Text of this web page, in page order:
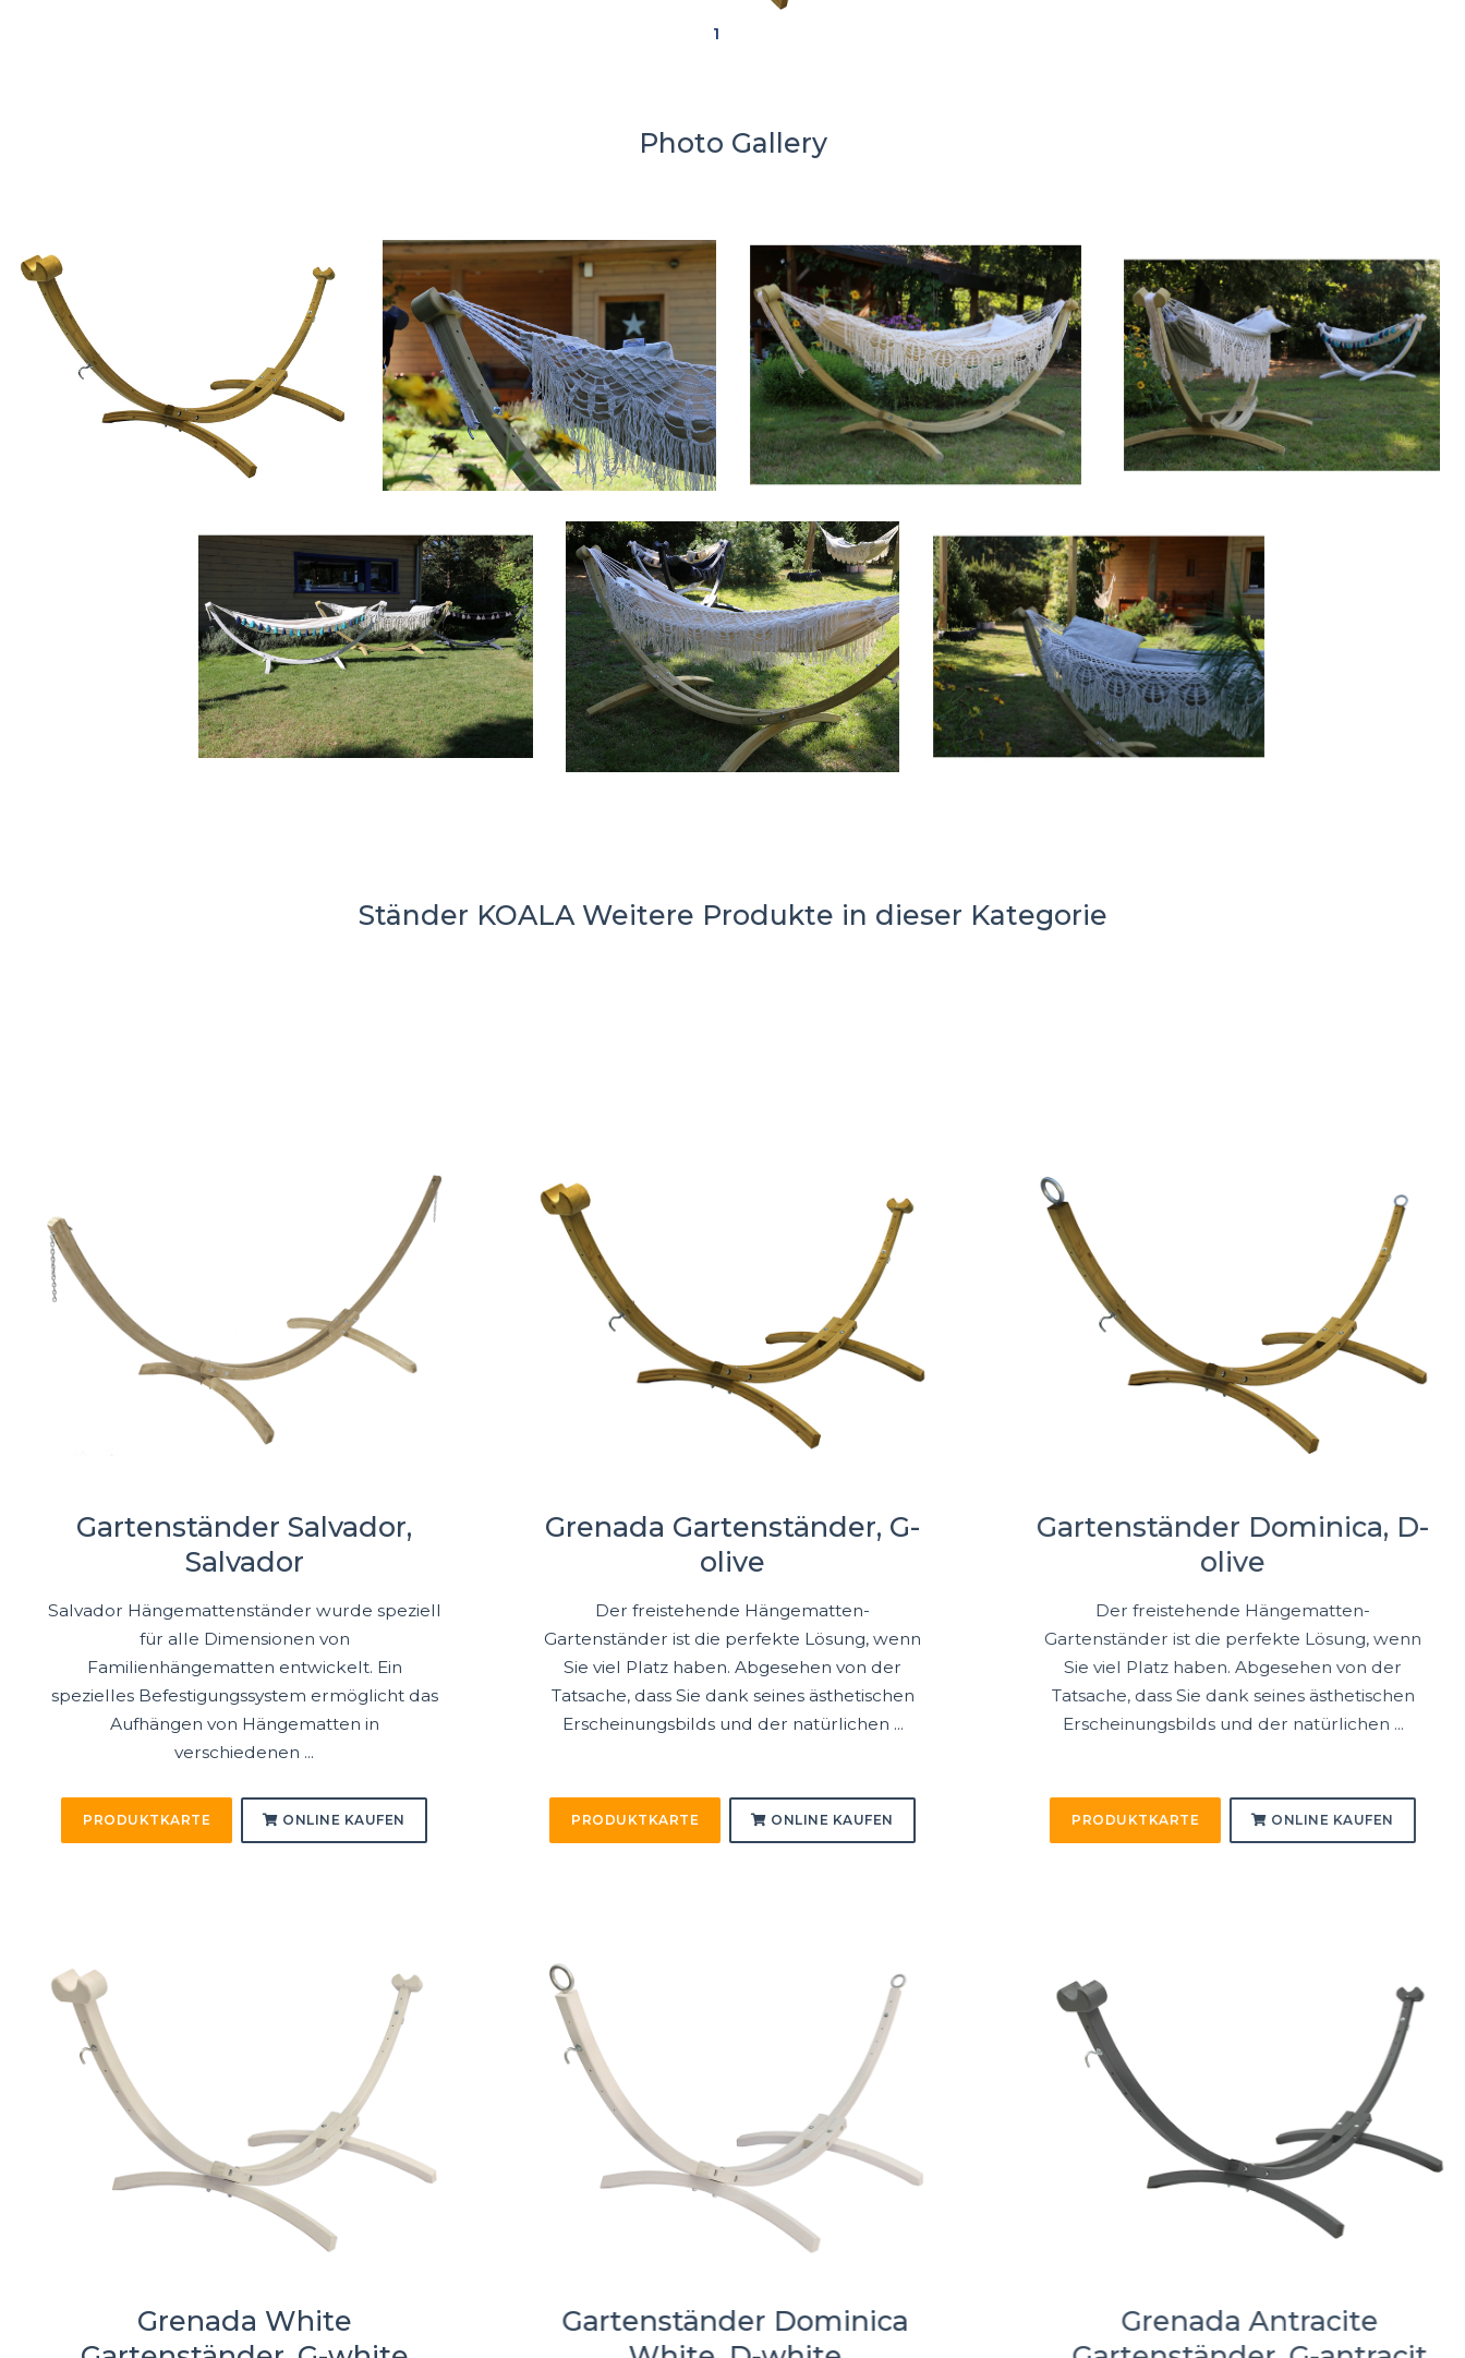
1
Photo Gallery
Ständer KOALA Weitere Produkte in dieser Kategorie
Gartenständer Salvador,
Salvador
Salvador Hängemattenständer wurde speziell
für alle Dimensionen von
Familienhängematten entwickelt. Ein
spezielles Befestigungssystem ermöglicht das
Aufhängen von Hängematten in
verschiedenen ...
PRODUKTKARTE ONLINE KAUFEN
Grenada Gartenständer, G-
olive
Der freistehende Hängematten-
Gartenständer ist die perfekte Lösung, wenn
Sie viel Platz haben. Abgesehen von der
Tatsache, dass Sie dank seines ästhetischen
Erscheinungsbilds und der natürlichen ...
PRODUKTKARTE ONLINE KAUFEN
Gartenständer Dominica, D-
olive
Der freistehende Hängematten-
Gartenständer ist die perfekte Lösung, wenn
Sie viel Platz haben. Abgesehen von der
Tatsache, dass Sie dank seines ästhetischen
Erscheinungsbilds und der natürlichen ...
PRODUKTKARTE ONLINE KAUFEN
Grenada White
Gartenständer Dominica
Grenada Antracite